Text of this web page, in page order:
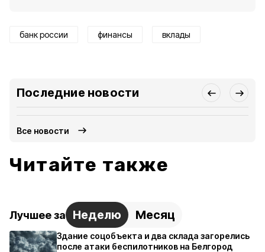
банк россии финансы вклады
Последние новости
Все новости
Читайте также
Лучшее за Неделю Месяц
Здание соцобъекта и два склада загорелись
после атаки беспилотников на Белгород